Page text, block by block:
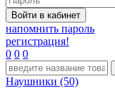
напомнить пароль
регистрация!
0 0 0
Наушники (50)